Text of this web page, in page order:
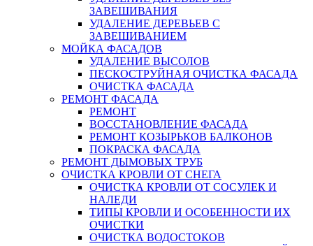
ЗАВЕШИВАНИЯ
УДАЛЕНИЕ ДЕРЕВЬЕВ С
ЗАВЕШИВАНИЕМ
МОЙКА ФАСАДОВ
УДАЛЕНИЕ ВЫСОЛОВ
ПЕСКОСТРУЙНАЯ ОЧИСТКА ФАСАДА
ОЧИСТКА ФАСАДА
РЕМОНТ ФАСАДА
РЕМОНТ
ВОССТАНОВЛЕНИЕ ФАСАДА
РЕМОНТ КОЗЫРЬКОВ БАЛКОНОВ
ПОКРАСКА ФАСАДА
РЕМОНТ ДЫМОВЫХ ТРУБ
ОЧИСТКА КРОВЛИ ОТ СНЕГА
ОЧИСТКА КРОВЛИ ОТ СОСУЛЕК И
НАЛЕДИ
ТИПЫ КРОВЛИ И ОСОБЕННОСТИ ИХ
ОЧИСТКИ
ОЧИСТКА ВОДОСТОКОВ